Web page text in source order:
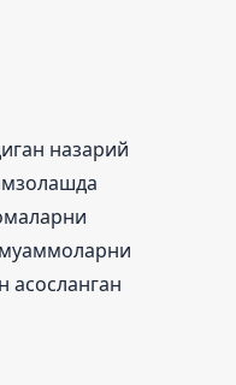
назарий